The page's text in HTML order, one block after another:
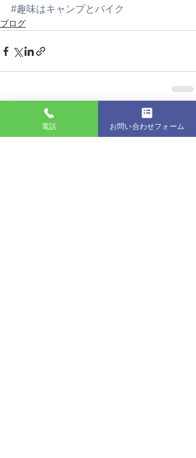
#趣味はキャンプとバイク
ブログ
最新記事電話 お問い合わせフォーム